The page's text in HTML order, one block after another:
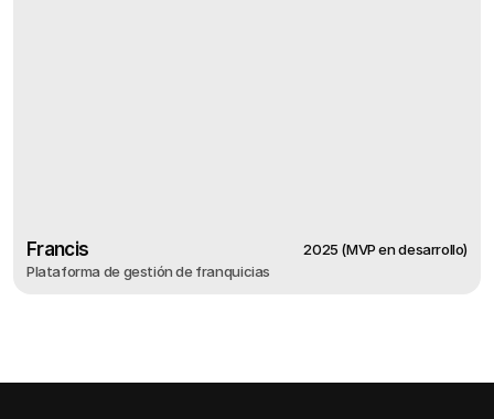
Francis
Francis
2025 (MVP en desarrollo)
Plataforma de gestión de franquicias